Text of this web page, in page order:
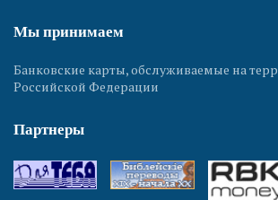
Мы принимаем
Банковские карты, обслуживаемые на
Российской Федерации
Партнеры